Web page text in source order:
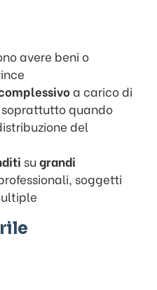
avere beni o
a carico di
quando
del
su grandi
soggetti